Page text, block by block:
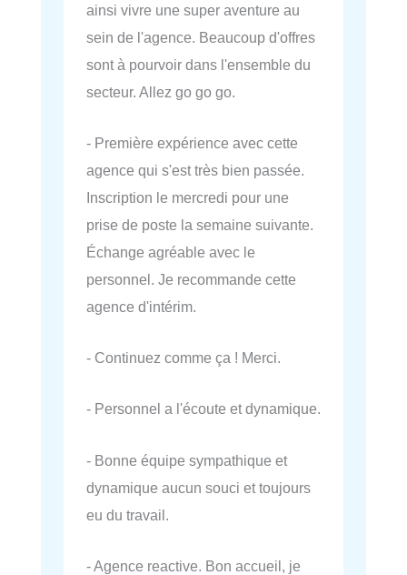
ainsi vivre une super aventure au
sein de l'agence. Beaucoup d'offres
sont à pourvoir dans l'ensemble du
secteur. Allez go go go.
- Première expérience avec cette
agence qui s'est très bien passée.
Inscription le mercredi pour une
prise de poste la semaine suivante.
Échange agréable avec le
personnel. Je recommande cette
agence d'intérim.
- Continuez comme ça ! Merci.
- Personnel a l'écoute et dynamique.
- Bonne équipe sympathique et
dynamique aucun souci et toujours
eu du travail.
- Agence reactive. Bon accueil, je